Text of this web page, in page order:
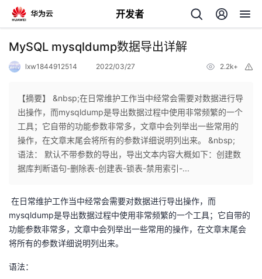
开发者
返
个
人
主
页
我
的
开
MySQL mysqldump数据导出详解
lxw1844912514 2022/03/27 2.2k+
【摘要】 &nbsp;在日常维护工作当中经常会需要对数据进行导
出操作，而mysqldump是导出数据过程中使用非常频繁的一个
工具；它自带的功能参数非常多，文章中会列举出一些常用的
操作，在文章末尾会将所有的参数详细说明列出来。 &nbsp;
语法： 默认不带参数的导出，导出文本内容大概如下：创建数
据库判断语句-删除表-创建表-锁表-禁用索引-...
在日常维护工作当中经常会需要对数据进行导出操作，而
mysqldump是导出数据过程中使用非常频繁的一个工具；它自带的
功能参数非常多，文章中会列举出一些常用的操作，在文章末尾会
将所有的参数详细说明列出来。
语法：